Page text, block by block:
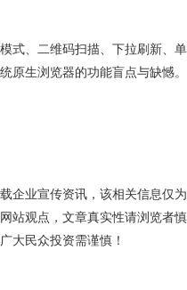
式、二维码扫描、下拉刷新、单
原生浏览器的功能盲点与缺憾。
企业宣传资讯，该相关信息仅为
站观点，文章真实性请浏览者慎
大民众投资需谨慎！